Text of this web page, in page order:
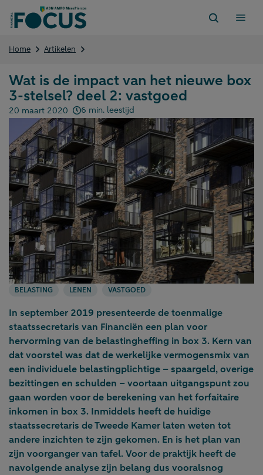
naar
Home Artikelen
impact
van
het
nieuwe
box
3-
stelsel?
deel
2:
vastgoed
Wat is de impact van het nieuwe box
3-stelsel? deel 2: vastgoed
Gepubliceerd op:
20 maart 2020 6 min. leestijd
BELASTING LENEN VASTGOED
In september 2019 presenteerde de toenmalige
staatssecretaris van Financiën een plan voor
hervorming van de belastingheffing in box 3. Kern van
dat voorstel was dat de werkelijke vermogensmix van
een individuele belastingplichtige – spaargeld, overige
bezittingen en schulden – voortaan uitgangspunt zou
gaan worden voor de berekening van het forfaitaire
inkomen in box 3. Inmiddels heeft de huidige
staatssecretaris de Tweede Kamer laten weten tot
andere inzichten te zijn gekomen. En is het plan van
zijn voorganger van tafel. Voor de praktijk heeft de
navolgende analyse zijn belang dus vooralsnog